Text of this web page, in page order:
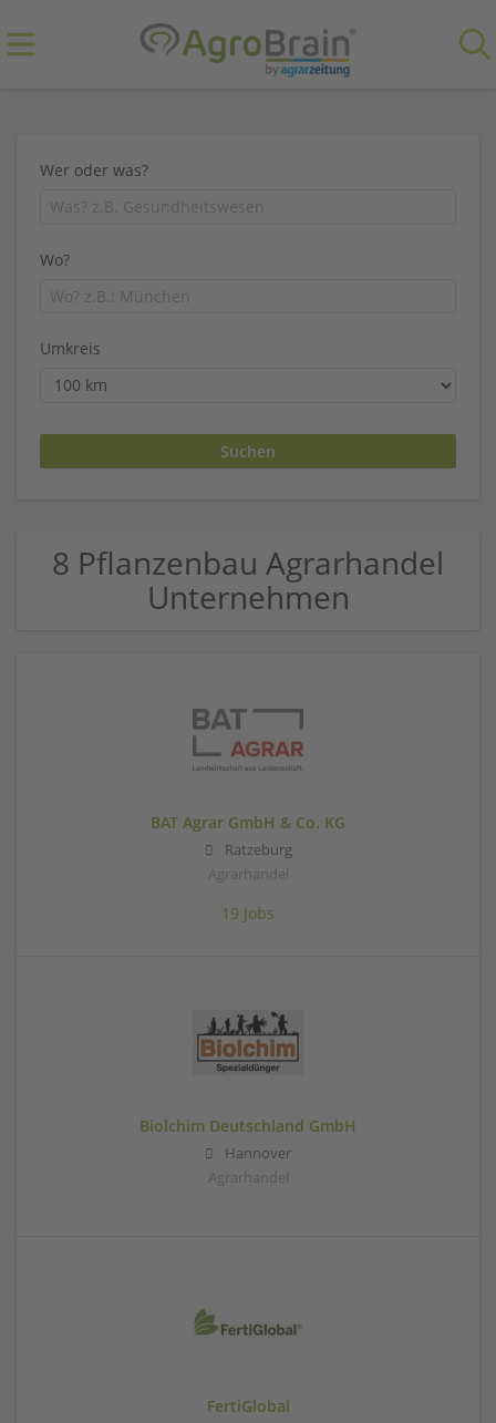
Wer oder was?
Wo?
Umkreis
8 Pflanzenbau Agrarhandel
Unternehmen
BAT Agrar GmbH & Co. KG
Ratzeburg
Agrarhandel
19 Jobs
Biolchim Deutschland GmbH
Hannover
Agrarhandel
FertiGlobal